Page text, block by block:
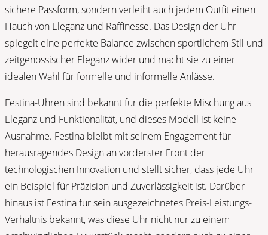
sichere Passform, sondern verleiht auch jedem Outfit einen
Hauch von Eleganz und Raffinesse. Das Design der Uhr
spiegelt eine perfekte Balance zwischen sportlichem Stil und
zeitgenössischer Eleganz wider und macht sie zu einer
idealen Wahl für formelle und informelle Anlässe.
Festina-Uhren sind bekannt für die perfekte Mischung aus
Eleganz und Funktionalität, und dieses Modell ist keine
Ausnahme. Festina bleibt mit seinem Engagement für
herausragendes Design an vorderster Front der
technologischen Innovation und stellt sicher, dass jede Uhr
ein Beispiel für Präzision und Zuverlässigkeit ist. Darüber
hinaus ist Festina für sein ausgezeichnetes Preis-Leistungs-
Verhältnis bekannt, was diese Uhr nicht nur zu einem